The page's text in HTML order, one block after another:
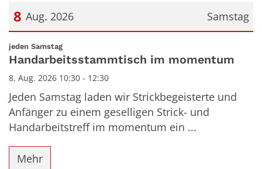
Samstag
8 Aug. 2026
Datum: 8. August 2026
jeden Samstag:
Handarbeitsstammtisch im momentum
8. Aug. 2026 10:30 - 12:30
Jeden Samstag laden wir Strickbegeisterte und
Anfänger zu einem geselligen Strick- und
Handarbeitstreff im momentum ein ...
Mehr